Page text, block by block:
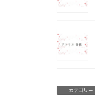
カテゴリー